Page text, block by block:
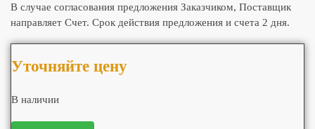
В случае согласования предложения Заказчиком, Поставщик
направляет Счет. Срок действия предложения и счета 2 дня.
Уточняйте цену
В наличии